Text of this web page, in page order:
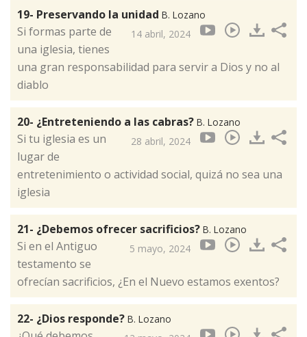
19- Preservando la unidad B. Lozano
14 abril, 2024
Si formas parte de
una iglesia, tienes
una gran responsabilidad para servir a Dios y no al
diablo
20- ¿Entreteniendo a las cabras? B. Lozano
28 abril, 2024
Si tu iglesia es un
lugar de
entretenimiento o actividad social, quizá no sea una
iglesia
21- ¿Debemos ofrecer sacrificios? B. Lozano
5 mayo, 2024
Si en el Antiguo
testamento se
ofrecían sacrificios, ¿En el Nuevo estamos exentos?
22- ¿Dios responde? B. Lozano